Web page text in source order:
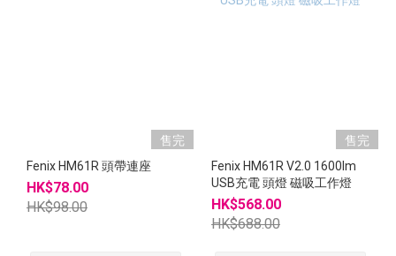
售完
Fenix HM61R 頭帶連座
HK$78.00
HK$98.00
售完
Fenix HM61R V2.0 1600lm
USB充電 頭燈 磁吸工作燈
HK$568.00
HK$688.00